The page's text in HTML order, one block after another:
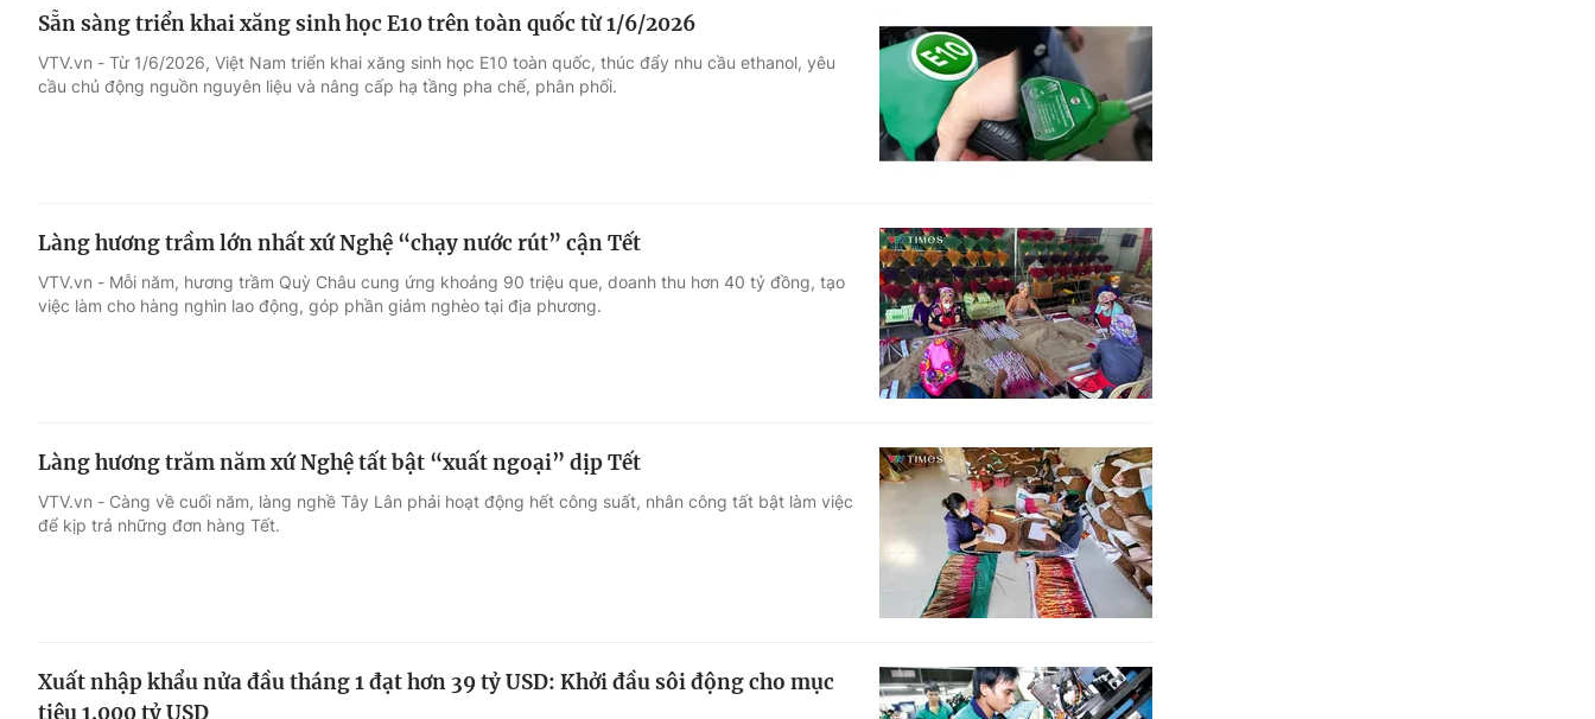
Sẵn sàng triển khai xăng sinh học E10 trên toàn quốc từ 1/6/2026
VTV.vn - Từ 1/6/2026, Việt Nam triển khai xăng sinh học E10 toàn quốc, thúc đẩy nhu cầu ethanol, yêu
cầu chủ động nguồn nguyên liệu và nâng cấp hạ tầng pha chế, phân phối.
Làng hương trầm lớn nhất xứ Nghệ “chạy nước rút” cận Tết
VTV.vn - Mỗi năm, hương trầm Quỳ Châu cung ứng khoảng 90 triệu que, doanh thu hơn 40 tỷ đồng, tạo
việc làm cho hàng nghìn lao động, góp phần giảm nghèo tại địa phương.
Làng hương trăm năm xứ Nghệ tất bật “xuất ngoại” dịp Tết
VTV.vn - Càng về cuối năm, làng nghề Tây Lân phải hoạt động hết công suất, nhân công tất bật làm việc
để kịp trả những đơn hàng Tết.
Xuất nhập khẩu nửa đầu tháng 1 đạt hơn 39 tỷ USD: Khởi đầu sôi động cho mục
tiêu 1.000 tỷ USD